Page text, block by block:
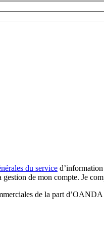
du service
de mon compte. Je
de la part